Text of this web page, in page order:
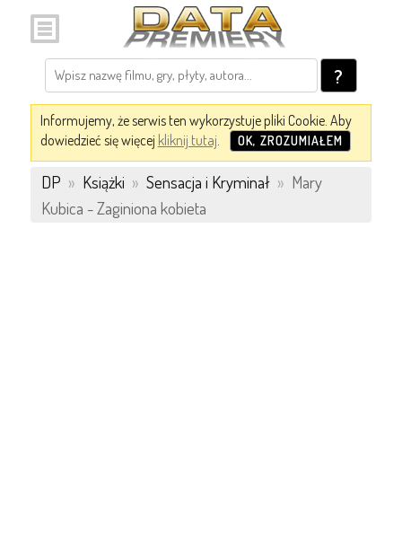
?
Informujemy, że serwis ten wykorzystuje pliki Cookie. Aby
dowiedzieć się więcej kliknij tutaj. OK, ZROZUMIAŁEM
DP » Książki » Sensacja i Kryminał » Mary
Kubica - Zaginiona kobieta